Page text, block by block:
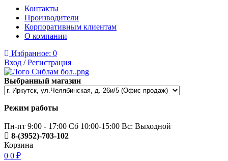
Контакты
Производители
Корпоративным клиентам
О компании
Избранное: 0
Вход /Регистрация
Выбранный магазин
Режим работы
Пн-пт 9:00 - 17:00 Сб 10:00-15:00 Вс: Выходной
8-(3952)-703-102
Корзина
0 0 ₽